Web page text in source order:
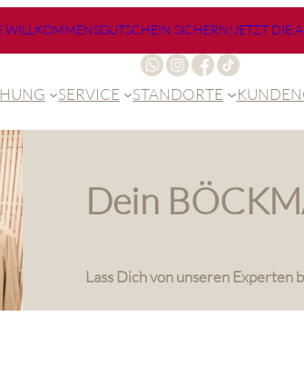
WILLKOMMENSGUTSCHEIN SICHERN! JETZT DIE
SERVICE STANDORTE
Dein
Lass Dich von unseren Experten